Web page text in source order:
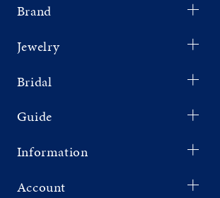
Brand
Jewelry
Bridal
Guide
Information
Account